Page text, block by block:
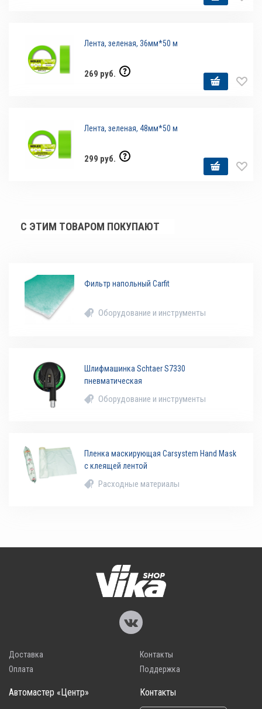
Лента, зеленая, 36мм*50 м
269 руб.
Лента, зеленая, 48мм*50 м
299 руб.
С ЭТИМ ТОВАРОМ ПОКУПАЮТ
Фильтр напольный Carfit
Оборудование и инструменты
Шлифмашинка Schtaer S7330
пневматическая
Оборудование и инструменты
Пленка маскирующая Carsystem Hand Mask
с клеящей лентой
Расходные материалы
Доставка
Оплата
Контакты
Поддержка
Автомастер «Центр» Контакты